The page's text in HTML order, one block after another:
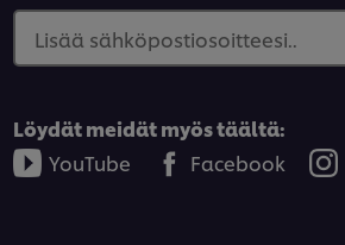
Lisää sähköpostiosoitteesi..
Löydät meidät myös täältä:
YouTube
Facebook